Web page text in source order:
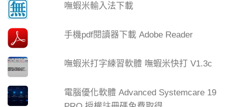
嘸蝦米輸入法下載
手機pdf閱讀器下載 Adobe Reader
嘸蝦米打字練習軟體 嘸蝦米快打 V1.3c
電腦優化軟體 Advanced Systemcare 19